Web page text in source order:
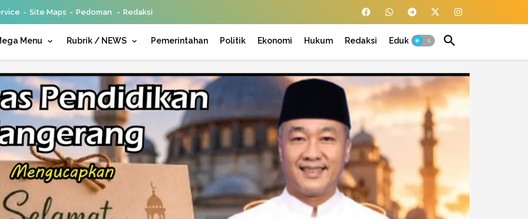
Site Maps Pedoman Redaksi
Menu Rubrik / NEWS Pemerintahan Politik Ekonomi Hukum Redaksi Edukasi